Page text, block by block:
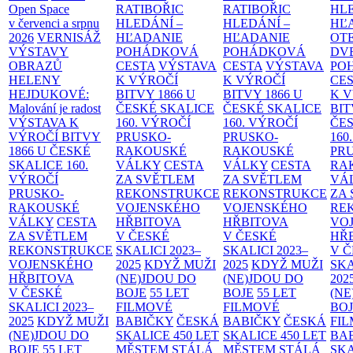
Open Space
v červenci a srpnu
2026 VERNISÁŽ
VÝSTAVY
OBRAZŮ
HELENY
HEJDUKOVÉ:
Malování je radost
VÝSTAVA K
VÝROČÍ BITVY
1866 U ČESKÉ
SKALICE 160.
VÝROČÍ
PRUSKO-
RAKOUSKÉ
VÁLKY CESTA
ZA SVĚTLEM
REKONSTRUKCE
VOJENSKÉHO
HŘBITOVA
V ČESKÉ
SKALICI 2023–
2025 KDYŽ MUŽI
(NE)JDOU DO
BOJE 55 LET
RATIBOŘIC
HLEDÁNÍ –
HĽADANIE
POHÁDKOVÁ
CESTA VÝSTAVA
K VÝROČÍ
BITVY 1866 U
ČESKÉ SKALICE
160. VÝROČÍ
PRUSKO-
RAKOUSKÉ
VÁLKY CESTA
ZA SVĚTLEM
REKONSTRUKCE
VOJENSKÉHO
HŘBITOVA
V ČESKÉ
SKALICI 2023–
2025 KDYŽ MUŽI
(NE)JDOU DO
BOJE 55 LET
FILMOVÉ
BABIČKY ČESKÁ
SKALICE 450 LET
MĚSTEM STÁLÁ
RATIBOŘIC
HLEDÁNÍ –
HĽADANIE
POHÁDKOVÁ
CESTA VÝSTAVA
K VÝROČÍ
BITVY 1866 U
ČESKÉ SKALICE
160. VÝROČÍ
PRUSKO-
RAKOUSKÉ
VÁLKY CESTA
ZA SVĚTLEM
REKONSTRUKCE
VOJENSKÉHO
HŘBITOVA
V ČESKÉ
SKALICI 2023–
2025 KDYŽ MUŽI
(NE)JDOU DO
BOJE 55 LET
FILMOVÉ
BABIČKY ČESKÁ
SKALICE 450 LET
MĚSTEM STÁLÁ
K
ZA
V